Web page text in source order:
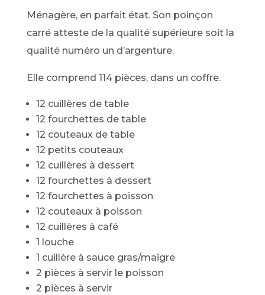
Ménagère, en parfait état. Son poinçon
carré atteste de la qualité supérieure soit la
qualité numéro un d’argenture.
Elle comprend 114 pièces, dans un coffre.
12 cuillères de table
12 fourchettes de table
12 couteaux de table
12 petits couteaux
12 cuillères à dessert
12 fourchettes à dessert
12 fourchettes à poisson
12 couteaux à poisson
12 cuillères à café
1 louche
1 cuillère à sauce gras/maigre
2 pièces à servir le poisson
2 pièces à servir